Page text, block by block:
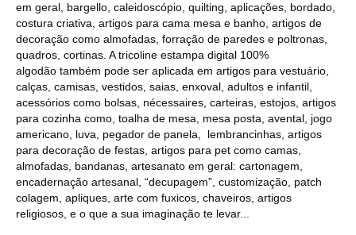
em geral, bargello, caleidoscópio, quilting, aplicações, bordado,
costura criativa, artigos para cama mesa e banho, artigos de
decoração como almofadas, forração de paredes e poltronas,
quadros, cortinas. A tricoline estampa digital 100%
algodão também pode ser aplicada em artigos para vestuário,
calças, camisas, vestidos, saias, enxoval, adultos e infantil,
acessórios como bolsas, nécessaires, carteiras, estojos, artigos
para cozinha como, toalha de mesa, mesa posta, avental, jogo
americano, luva, pegador de panela, lembrancinhas, artigos
para decoração de festas, artigos para pet como camas,
almofadas, bandanas, artesanato em geral: cartonagem,
encadernação artesanal, “decupagem”, customização, patch
colagem, apliques, arte com fuxicos, chaveiros, artigos
religiosos, e o que a sua imaginação te levar...